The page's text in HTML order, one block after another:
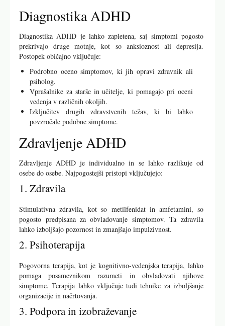
Diagnostika ADHD
Diagnostika ADHD je lahko zapletena, saj simptomi pogosto
prekrivajo druge motnje, kot so anksioznost ali depresija.
Postopek običajno vključuje:
Podrobno oceno simptomov, ki jih opravi zdravnik ali
psiholog.
Vprašalnike za starše in učitelje, ki pomagajo pri oceni
vedenja v različnih okoljih.
Izključitev drugih zdravstvenih težav, ki bi lahko
povzročale podobne simptome.
Zdravljenje ADHD
Zdravljenje ADHD je individualno in se lahko razlikuje od
osebe do osebe. Najpogostejši pristopi vključujejo:
1. Zdravila
Stimulativna zdravila, kot so metilfenidat in amfetamini, so
pogosto predpisana za obvladovanje simptomov. Ta zdravila
lahko izboljšajo pozornost in zmanjšajo impulzivnost.
2. Psihoterapija
Pogovorna terapija, kot je kognitivno-vedenjska terapija, lahko
pomaga posameznikom razumeti in obvladovati njihove
simptome. Terapija lahko vključuje tudi tehnike za izboljšanje
organizacije in načrtovanja.
3. Podpora in izobraževanje